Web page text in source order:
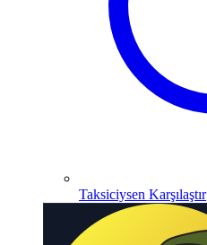
Taksiciysen Karşılaştır